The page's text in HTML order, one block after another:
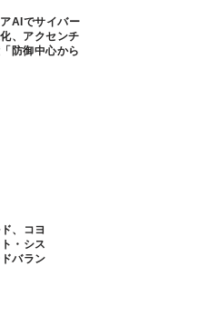
AIでサイバー
、アクセンチ
防御中心から
、コヨ
・シス
バラン